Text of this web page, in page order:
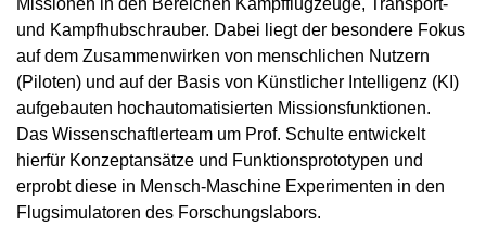
Missionen in den Bereichen Kampfflugzeuge, Transport-
und Kampfhubschrauber. Dabei liegt der besondere Fokus
auf dem Zusammenwirken von menschlichen Nutzern
(Piloten) und auf der Basis von Künstlicher Intelligenz (KI)
aufgebauten hochautomatisierten Missionsfunktionen.
Das Wissenschaftlerteam um Prof. Schulte entwickelt
hierfür Konzeptansätze und Funktionsprototypen und
erprobt diese in Mensch-Maschine Experimenten in den
Flugsimulatoren des Forschungslabors.